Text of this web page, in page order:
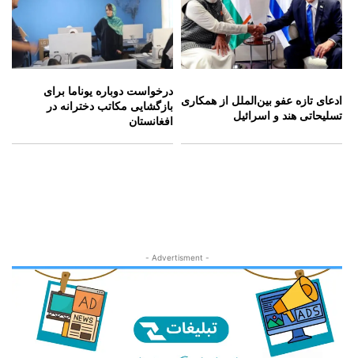
ادعای تازه عفو بین‌الملل از همکاری
تسلیحاتی هند و اسرائیل
درخواست دوباره یوناما برای
بازگشایی مکاتب دخترانه در
افغانستان
- Advertisment -